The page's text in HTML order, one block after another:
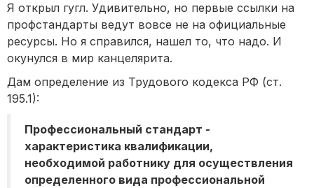
Я открыл гугл. Удивительно, но первые ссылки на
профстандарты ведут вовсе не на официальные
ресурсы. Но я справился, нашел то, что надо. И
окунулся в мир канцелярита.
Дам определение из Трудового кодекса РФ (ст.
195.1):
Профессиональный стандарт -
характеристика квалификации,
необходимой работнику для осуществления
определенного вида профессиональной